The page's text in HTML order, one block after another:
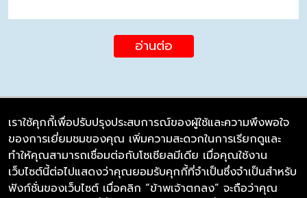
อ่านต่อ
บริษัท ซิมลิงค์ จำกัด
98/226 Bangrakyai-Baanmai Road,
Bangyai, Nonthaburi 11140
เราใช้คุกกี้เพื่อปรับปรุงประสบการณ์ของผู้ใช้และความพึงพอใจ
ของการเยี่ยมชมของคุณ เพิ่มความสะดวกในการเรียกดูและ
ทำให้คุณสามารถเชื่อมต่อกับโซเชียลมีเดีย เมื่อคุณใช้งาน
เว็บไซต์นี้ต่อไปแสดงว่าคุณยอมรับคุกกี้ที่จำเป็นซึ่งจำเป็นสำหรับ
ฟังก์ชั่นของเว็บไซต์ เมื่อคลิก “ข้าพเจ้าตกลง” จะถือว่าคุณ